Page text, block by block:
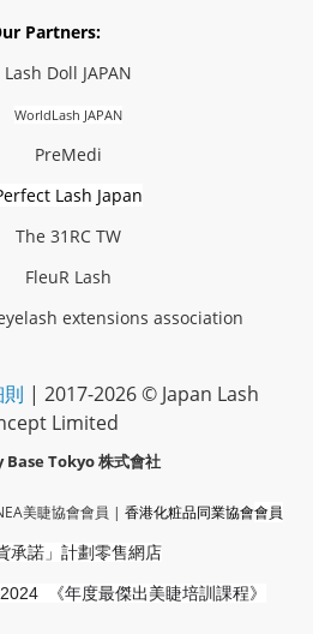
Partners:
Lash Doll JAPAN
WorldLash JAPAN
PreMedi
Lash Japan
The 31RC TW
FleuR Lash
extensions association
| 2017-2026 © Japan Lash
Limited
Base Tokyo株式會社
美睫協會會員 | 香港化粧品同業協會會員
承諾」 計劃零售網店
《年度最傑出美睫培訓課程》